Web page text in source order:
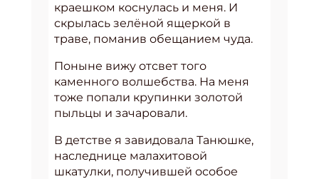
краешком коснулась и меня. И
скрылась зелёной ящеркой в
траве, поманив обещанием чуда.
Поныне вижу отсвет того
каменного волшебства. На меня
тоже попали крупинки золотой
пыльцы и зачаровали.
В детстве я завидовала Танюшке,
наследнице малахитовой
шкатулки, получившей особое